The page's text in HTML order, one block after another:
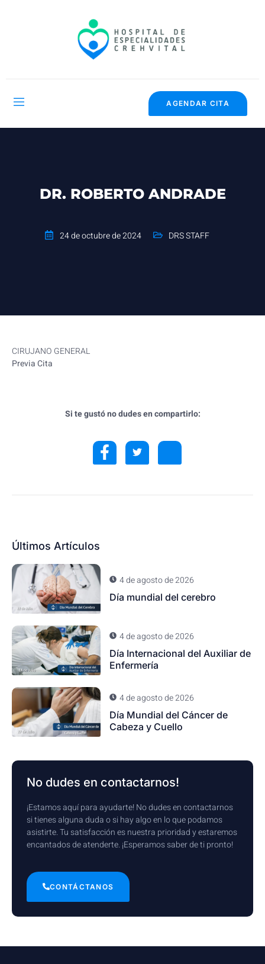
AGENDAR CITA
DR. ROBERTO ANDRADE
24 de octubre de 2024 DRS STAFF
CIRUJANO GENERAL
Previa Cita
Si te gustó no dudes en compartirlo:
Últimos Artículos
4 de agosto de 2026
Día mundial del cerebro
4 de agosto de 2026
Día Internacional del Auxiliar de
Enfermería
4 de agosto de 2026
Día Mundial del Cáncer de
Cabeza y Cuello
No dudes en contactarnos!
¡Estamos aquí para ayudarte! No dudes en contactarnos
si tienes alguna duda o si hay algo en lo que podamos
asistirte. Tu satisfacción es nuestra prioridad y estaremos
encantados de atenderte. ¡Esperamos saber de ti pronto!
CONTÁCTANOS